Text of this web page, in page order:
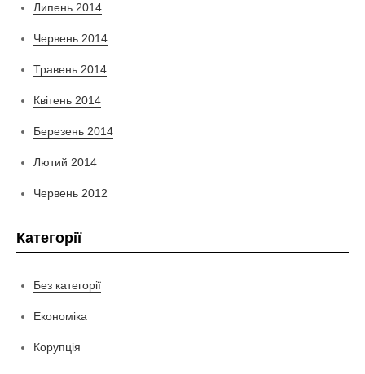
Липень 2014
Червень 2014
Травень 2014
Квітень 2014
Березень 2014
Лютий 2014
Червень 2012
Категорії
Без категорії
Економіка
Корупція